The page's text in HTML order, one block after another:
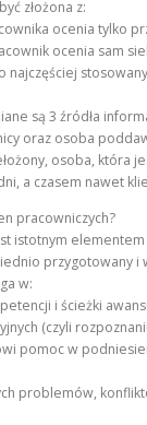
złożona z:
ocenia tylko
ocenia sam
najczęściej
są 3 źródła
oraz osoba
osoba, która
a czasem nawet
pracowniczych?
istotnym elementem
przygotowany i
w:
i ścieżki
(czyli
pomoc w
problemów,